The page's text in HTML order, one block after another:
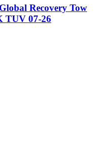
Recovery Tow
TUV 07-26